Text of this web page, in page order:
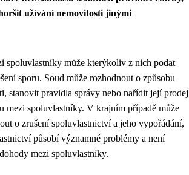
užívání nemovitosti jinými
spoluvlastníky může kterýkoliv z nich podat
sporu. Soud může rozhodnout o způsobu
stanovit pravidla správy nebo nařídit její prodej
mezi spoluvlastníky. V krajním případě může
o zrušení spoluvlastnictví a jeho vypořádání,
působí významné problémy a není
mezi spoluvlastníky.